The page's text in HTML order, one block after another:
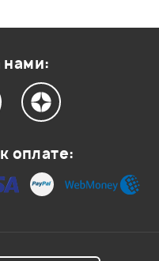
нами:
оплате: